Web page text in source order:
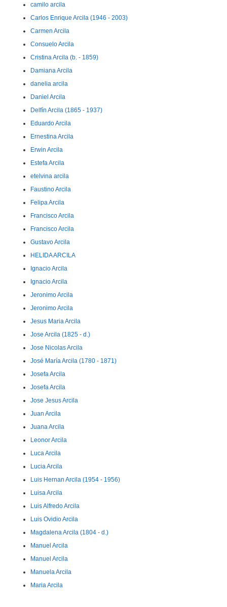
camilo arcila
Carlos Enrique Arcila (1946 - 2003)
Carmen Arcila
Consuelo Arcila
Cristina Arcila (b. - 1859)
Damiana Arcila
danelia arcila
Daniel Arcila
Delfín Arcila (1865 - 1937)
Eduardo Arcila
Ernestina Arcila
Erwin Arcila
Estefa Arcila
etelvina arcila
Faustino Arcila
Felipa Arcila
Francisco Arcila
Francisco Arcila
Gustavo Arcila
HELIDA ARCILA
Ignacio Arcila
Ignacio Arcila
Jeronimo Arcila
Jeronimo Arcila
Jesus Maria Arcila
Jose Arcila (1825 - d.)
Jose Nicolas Arcila
José María Arcila (1780 - 1871)
Josefa Arcila
Josefa Arcila
Jose Jesus Arcila
Juan Arcila
Juana Arcila
Leonor Arcila
Luca Arcila
Lucia Arcila
Luis Hernan Arcila (1954 - 1956)
Luisa Arcila
Luis Alfredo Arcila
Luis Ovidio Arcila
Magdalena Arcila (1804 - d.)
Manuel Arcila
Manuel Arcila
Manuela Arcila
Maria Arcila